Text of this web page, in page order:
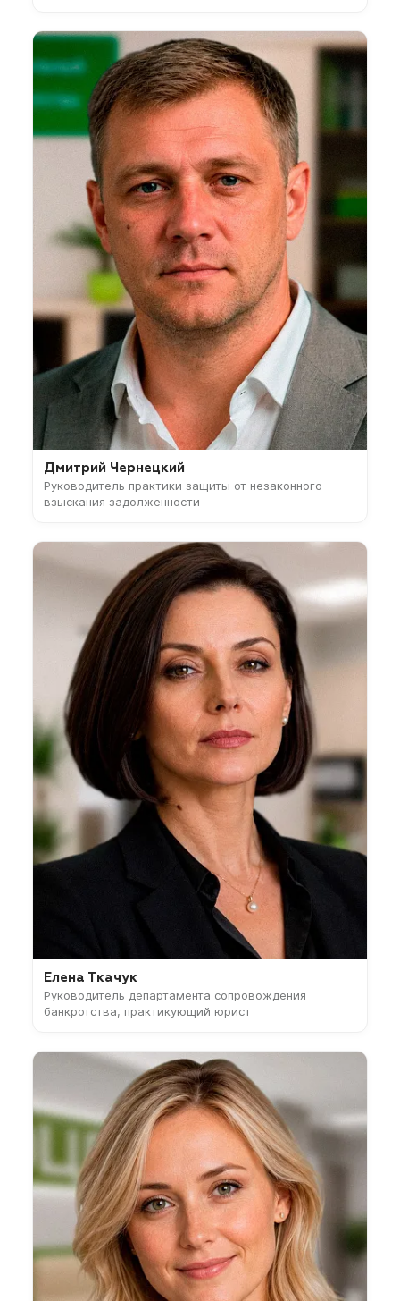
Дмитрий Чернецкий
Руководитель практики защиты от незаконного
взыскания задолженности
Елена Ткачук
Руководитель департамента сопровождения
банкротства, практикующий юрист